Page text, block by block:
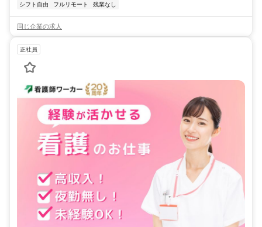
シフト自由 フルリモート 残業なし
同じ企業の求人
正社員